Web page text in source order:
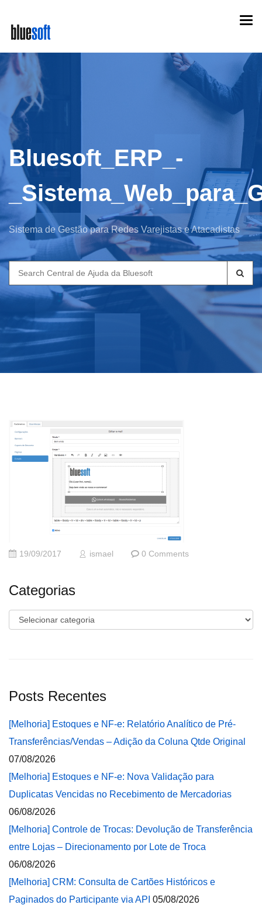
main
content
Bluesoft_ERP_-
Sistema de Gestão para Redes Varejistas e Atacadistas
Search
for:
19/09/2017 ismael 0 Comments
Categorias
Categorias
Posts Recentes
[Melhoria] Estoques e NF-e: Relatório Analítico de Pré-
Transferências/Vendas – Adição da Coluna Qtde Original
07/08/2026
[Melhoria] Estoques e NF-e: Nova Validação para
Duplicatas Vencidas no Recebimento de Mercadorias
06/08/2026
[Melhoria] Controle de Trocas: Devolução de Transferência
entre Lojas – Direcionamento por Lote de Troca
06/08/2026
[Melhoria] CRM: Consulta de Cartões Históricos e
Paginados do Participante via API 05/08/2026